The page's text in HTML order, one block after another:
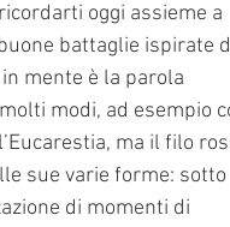
oggi assieme a
battaglie ispirate
mente è la parola
modi, ad esempio
ma il filo
sue varie forme: sotto
di momenti di